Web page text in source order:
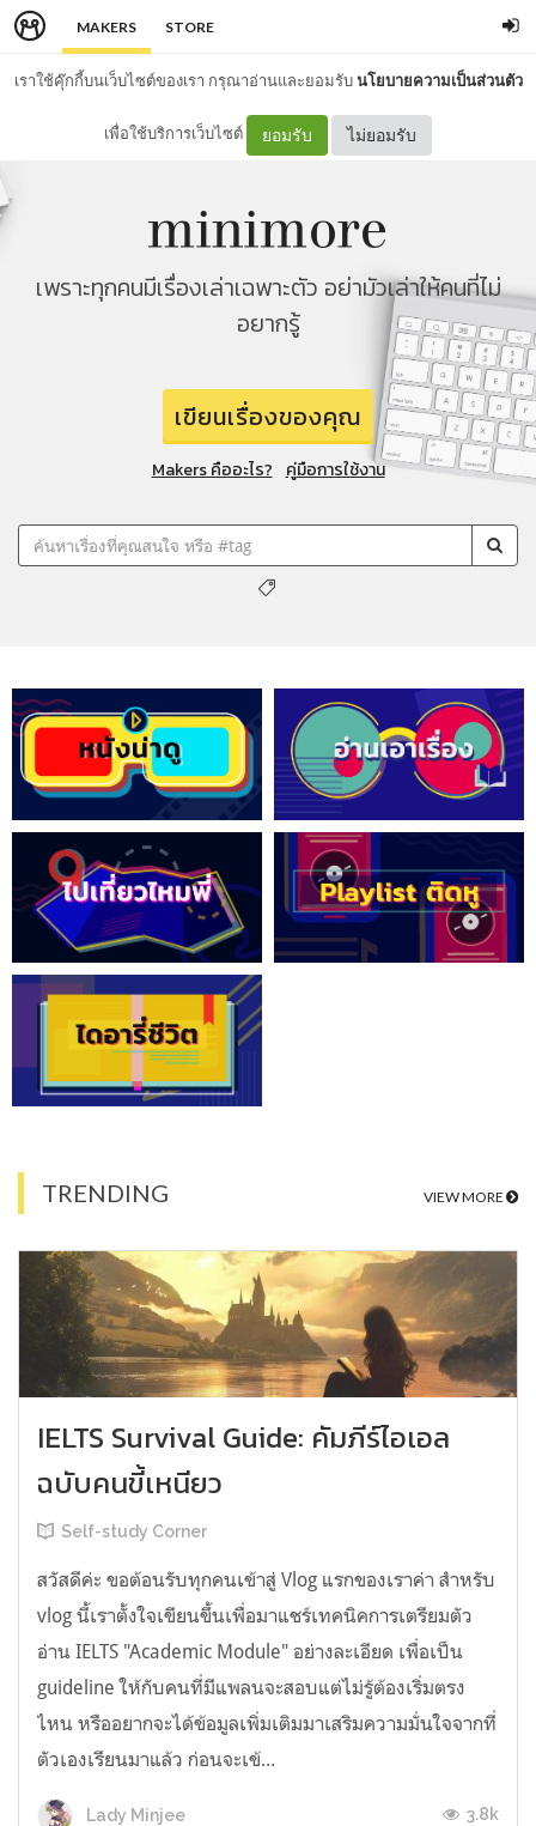
MAKERS STORE
เราใช้คุ๊กกี้บนเว็บไซต์ของเรา กรุณาอ่านและยอมรับนโยบายความเป็นส่วนตัว
เพื่อใช้บริการเว็บไซต์ ยอมรับ ไม่ยอมรับ
เพราะทุกคนมีเรื่องเล่าเฉพาะตัว อย่ามัวเล่าให้คนที่ไม่
อยากรู้
เขียนเรื่องของคุณ
Makers คืออะไร? คู่มือการใช้งาน
TRENDING VIEW MORE
IELTS Survival Guide: คัมภีร์ไอเอล
ฉบับคนขี้เหนียว
Self-study Corner
สวัสดีค่ะ ขอต้อนรับทุกคนเข้าสู่ Vlog แรกของเราค่า สำหรับ
vlog นี้เราตั้งใจเขียนขึ้นเพื่อมาแชร์เทคนิคการเตรียมตัว
อ่าน IELTS "Academic Module" อย่างละเอียด เพื่อเป็น
guideline ให้กับคนที่มีแพลนจะสอบแต่ไม่รู้ต้องเริ่มตรง
ไหน หรืออยากจะได้ข้อมูลเพิ่มเติมมาเสริมความมั่นใจจากที่
ตัวเองเรียนมาแล้ว ก่อนจะเข้...
Lady Minjee 3.8k